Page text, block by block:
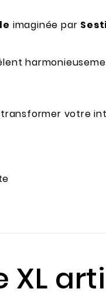
imaginée par
votre
XL